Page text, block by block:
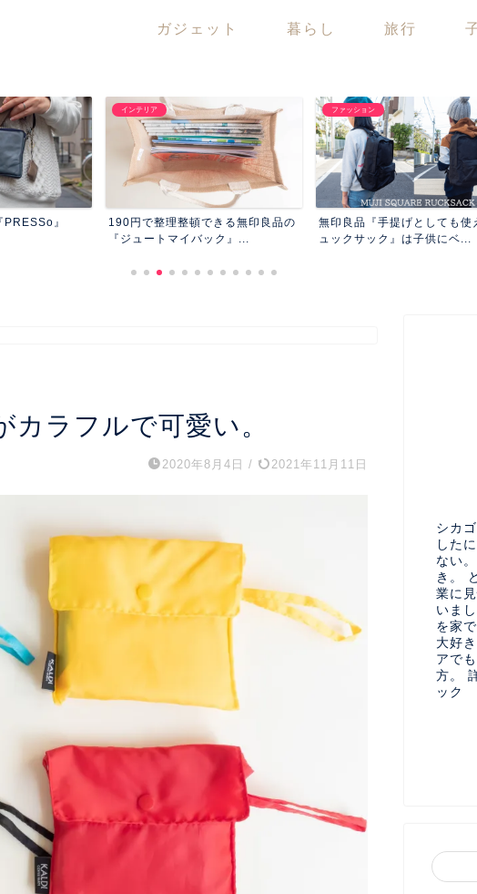
ガジェット 暮らし 旅行
』
インテリア
190円で整理整頓できる無印良品の
『ジュートマイバック』...
ファッション
無印良品『手提げとしても使
ュックサック』は子供にベ...
ラフルで可愛い。
2020年8月4日 / 2021年11月11日
シカ
した
ない
き。
業に
いま
を家
大好
アで
方。
ック